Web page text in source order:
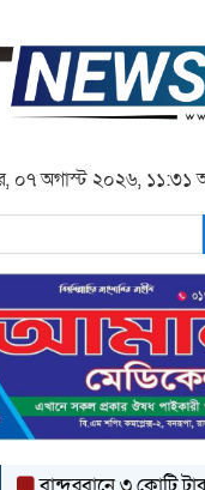
০৭ অগাস্ট ২০২৬, ১১:৩১